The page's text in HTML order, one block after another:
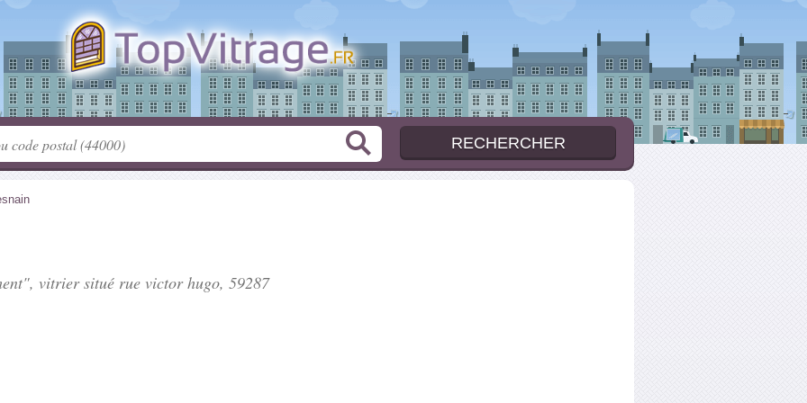
vitrier situé rue victor hugo, 59287